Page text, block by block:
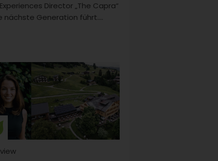
Director „The Capra“
­nächste Generation führt....